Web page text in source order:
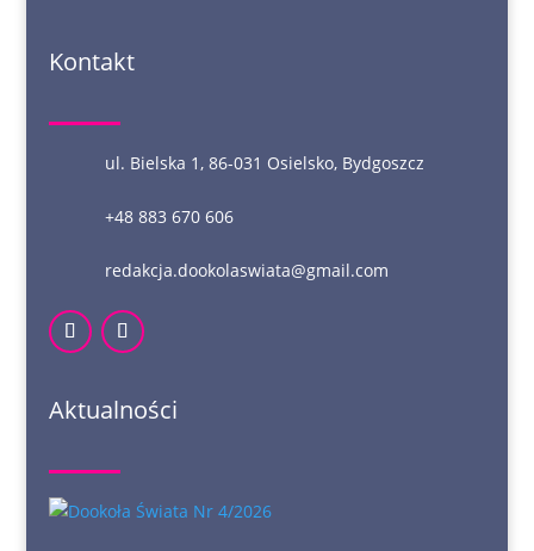
Kontakt
ul. Bielska 1, 86-031 Osielsko, Bydgoszcz
+48 883 670 606
redakcja.dookolaswiata@gmail.com
Aktualności